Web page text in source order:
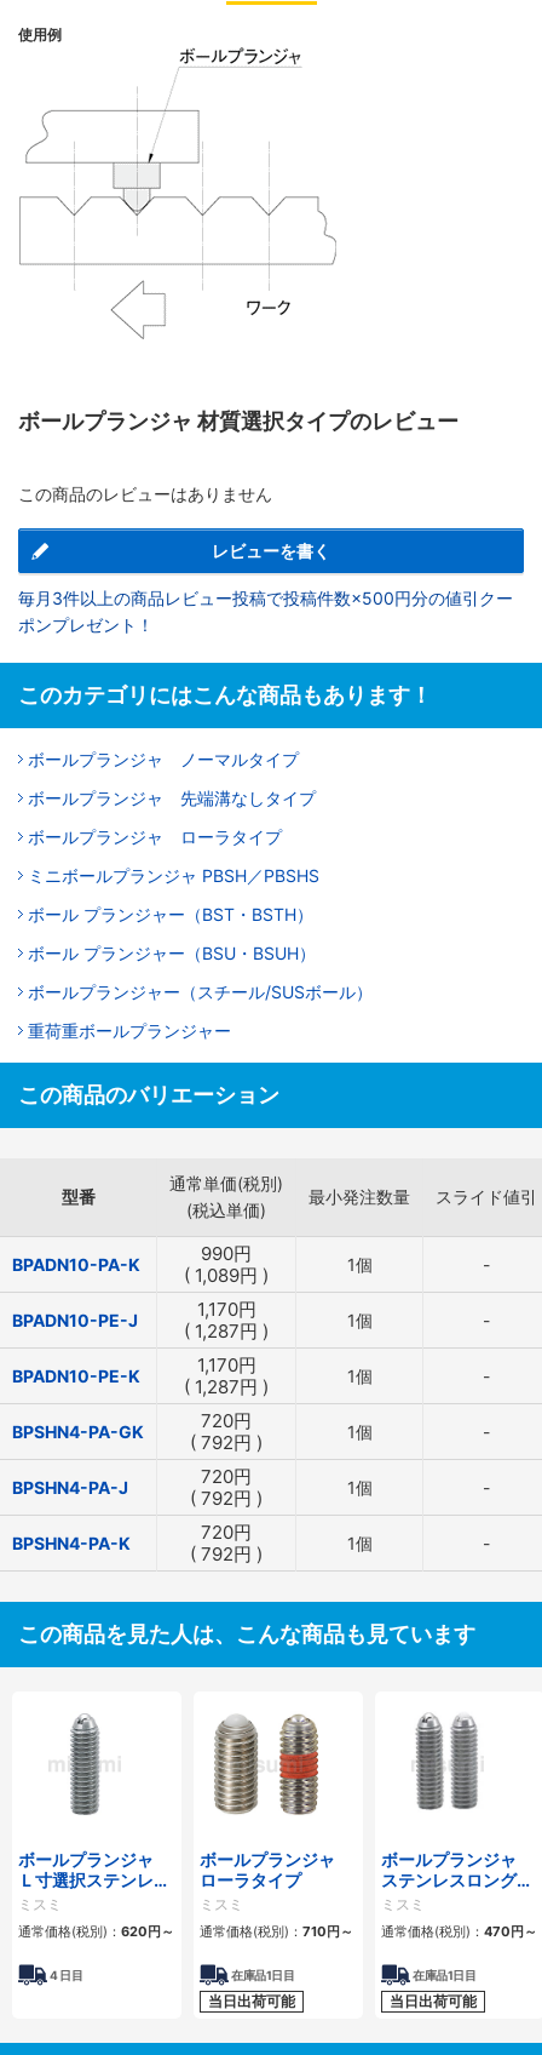
使用例
ボールプランジャ 材質選択タイプのレビュー
この商品のレビューはありません
レビューを書く
毎月3件以上の商品レビュー投稿で投稿件数×500円分の値引クー
ポンプレゼント！
このカテゴリにはこんな商品もあります！
ボールプランジャ ノーマルタイプ
ボールプランジャ 先端溝なしタイプ
ボールプランジャ ローラタイプ
ミニボールプランジャ PBSH／PBSHS
ボール プランジャー（BST・BSTH）
ボール プランジャー（BSU・BSUH）
ボールプランジャー（スチール/SUSボール）
重荷重ボールプランジャー
この商品のバリエーション
型番
通常単価(税別)
(税込単価)
最小発注数量 スライド値引
BPADN10-PA-K 990円
( 1,089円 ) 1個 -
BPADN10-PE-J 1,170円
( 1,287円 ) 1個 -
BPADN10-PE-K 1,170円
( 1,287円 ) 1個 -
BPSHN4-PA-GK 720円
( 792円 ) 1個 -
BPSHN4-PA-J 720円
( 792円 ) 1個 -
BPSHN4-PA-K 720円
( 792円 ) 1個 -
この商品を見た人は、こんな商品も見ています
ボールプランジャ
Ｌ寸選択ステンレス
ロングタイプ
ミスミ
通常価格(税別)： 620円～
4日目
ボールプランジャ
ローラタイプ
ミスミ
通常価格(税別)： 710円～
在庫品1日目
当日出荷可能
ボールプランジャ
ステンレスロングタ
イプ
ミスミ
通常価格(税別)： 470円～
在庫品1日目
当日出荷可能